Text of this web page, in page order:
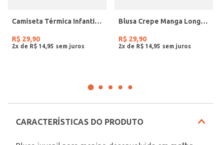
Camiseta Térmica Infantil Para Menina - BRANCO
R$ 29,90
2x de R$ 14 95
Blusa Crepe Manga Longa Infantil Para Menina - ROSA
R$ 29,90
2x de R$ 14 95
CARACTERÍSTICAS DO PRODUTO